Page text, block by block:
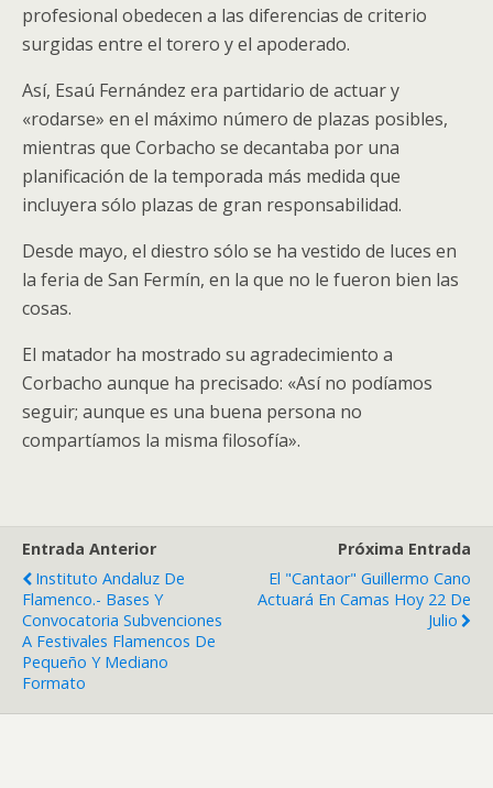
profesional obedecen a las diferencias de criterio
surgidas entre el torero y el apoderado.
Así, Esaú Fernández era partidario de actuar y
«rodarse» en el máximo número de plazas posibles,
mientras que Corbacho se decantaba por una
planificación de la temporada más medida que
incluyera sólo plazas de gran responsabilidad.
Desde mayo, el diestro sólo se ha vestido de luces en
la feria de San Fermín, en la que no le fueron bien las
cosas.
El matador ha mostrado su agradecimiento a
Corbacho aunque ha precisado: «Así no podíamos
seguir; aunque es una buena persona no
compartíamos la misma filosofía».
Entrada Anterior
Instituto Andaluz De
Flamenco.- Bases Y
Convocatoria Subvenciones
A Festivales Flamencos De
Pequeño Y Mediano
Formato
Próxima Entrada
El "Cantaor" Guillermo Cano
Actuará En Camas Hoy 22 De
Julio